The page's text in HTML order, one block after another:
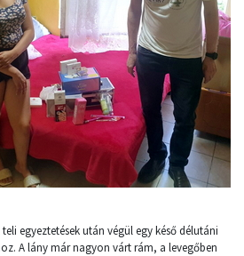
egyeztetések után végül egy késő délutáni
A lány már nagyon várt rám, a levegőben